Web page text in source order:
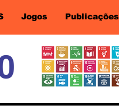
Jogos Publicações